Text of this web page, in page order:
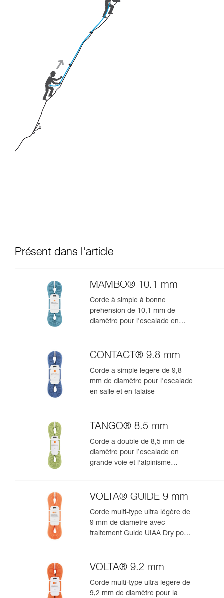
Présent dans l'article
MAMBO® 10.1 mm
Corde à simple à bonne
préhension de 10,1 mm de
diamètre pour l'escalade en
CONTACT® 9.8 mm
Corde à simple légère de 9,8
mm de diamètre pour l'escalade
en salle et en falaise
TANGO® 8.5 mm
Corde à double de 8,5 mm de
diamètre pour l’escalade en
grande voie et l'alpinisme
VOLTA® GUIDE 9 mm
Corde multi-type ultra légère de
9 mm de diamètre avec
traitement Guide UIAA Dry pour
VOLTA® 9.2 mm
Corde multi-type ultra légère de
9,2 mm de diamètre pour la